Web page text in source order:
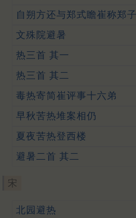
自朔方还与郑式瞻崔称郑
文殊院避暑
热三首 其一
热三首 其二
毒热寄简崔评事十六弟
早秋苦热堆案相仍
夏夜苦热登西楼
避暑二首 其二
宋
北园避热